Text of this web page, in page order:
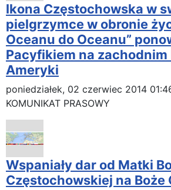
Ikona Częstochowska w
pielgrzymce w obronie
Oceanu do Oceanu”
Pacyfikiem na zachodnim
Ameryki
poniedziałek, 02 czerwiec 2014
KOMUNIKAT PRASOWY
Wspaniały dar od Matki
Częstochowskiej na Boże